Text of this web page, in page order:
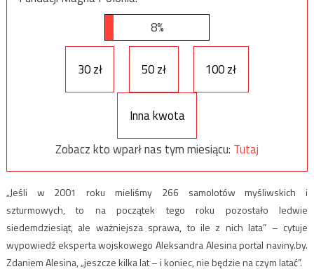
8%
30 zł 50 zł 100 zł
Inna kwota
Zobacz kto wparł nas tym miesiącu: Tutaj
„Jeśli w 2001 roku mieliśmy 266 samolotów myśliwskich i
szturmowych, to na początek tego roku pozostało ledwie
siedemdziesiąt, ale ważniejsza sprawa, to ile z nich lata” – cytuje
wypowiedź eksperta wojskowego Aleksandra Alesina portal naviny.by.
Zdaniem Alesina, „jeszcze kilka lat – i koniec, nie będzie na czym latać”.